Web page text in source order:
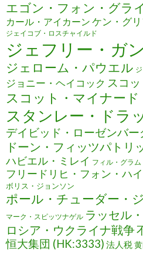
エゴン・フォン・グラ
カール・アイカーン ケン・グ
ジェイコブ・ロスチャイルド
ジェフリー・ガ
ジェローム・パウエル
ジョニー・ヘイコック スコ
スコット・マイナード
スタンレー・ドラ
デイビッド・ローゼンバー
ドーン・フィッツパトリ
ハビエル・ミレイ フィル・グラム
フリードリヒ・フォン・ハ
ボリス・ジョンソン
ポール・チューダー・
マーク・スピッツナゲル ラッセル
ロシア・ウクライナ戦争
恒大集団 (HK:3333) 法人税